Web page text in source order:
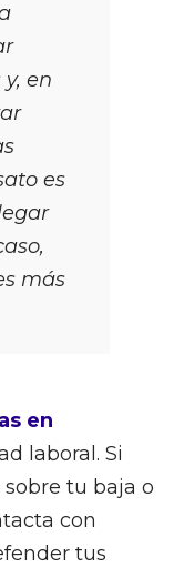
en
es
más
en
laboral. Si
tu baja o
con
tus